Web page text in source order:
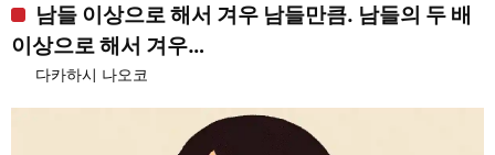
남들 이상으로 해서 겨우 남들만큼. 남들의 두 배
이상으로 해서 겨우…
다카하시 나오코